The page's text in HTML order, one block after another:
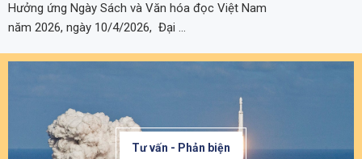
Hưởng ứng Ngày Sách và Văn hóa đọc Việt Nam
năm 2026, ngày 10/4/2026, Đại …
Tư vấn - Phản biện